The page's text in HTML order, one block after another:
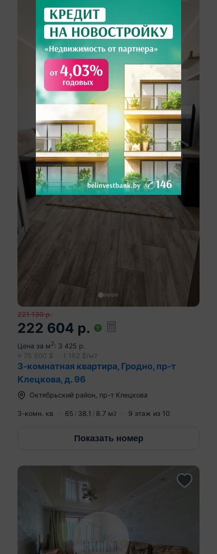
221 130 р.
222 604 р.
Цена за м2: 3 425 р.
≈ 75 500 $ 1 162 $/м 2
3-комнатная квартира, Гродно, пр-т
Клецкова, д. 96
Октябрьский район пр-т Клецкова
3-комн. кв 65 38.1 8.7 м2 9 этаж из 10
Показать номер